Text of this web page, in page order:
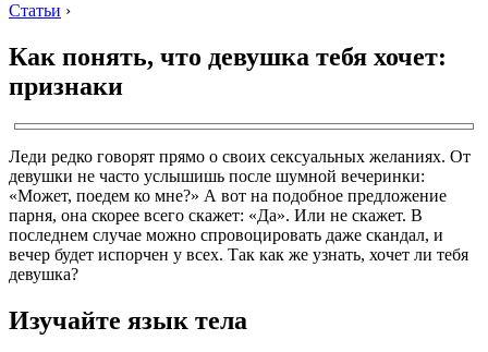
Статьи ›
Как понять, что девушка тебя хочет:
признаки
Леди редко говорят прямо о своих сексуальных желаниях. От
девушки не часто услышишь после шумной вечеринки:
«Может, поедем ко мне?» А вот на подобное предложение
парня, она скорее всего скажет: «Да». Или не скажет. В
последнем случае можно спровоцировать даже скандал, и
вечер будет испорчен у всех. Так как же узнать, хочет ли тебя
девушка?
Изучайте язык тела